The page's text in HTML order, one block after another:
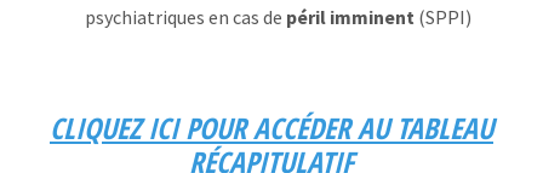
psychiatriques en cas de péril imminent (SPPI)
CLIQUEZ ICI POUR ACCÉDER AU TABLEAU
RÉCAPITULATIF